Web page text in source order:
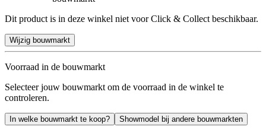
Dit product is in deze winkel niet voor Click & Collect beschikbaar.
Wijzig bouwmarkt
Voorraad in de bouwmarkt
Selecteer jouw bouwmarkt om de voorraad in de winkel te
controleren.
In welke bouwmarkt te koop? Showmodel bij andere bouwmarkten